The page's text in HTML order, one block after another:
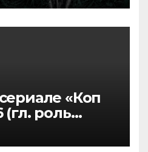
«Коп
(гл. роль